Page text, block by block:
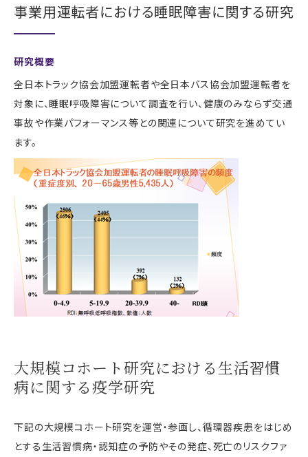
事業用運転者における睡眠障害に関する研究
研究概要
全日本トラック協会加盟運転者や全日本バス協会加盟運転者を
対象に、睡眠呼吸障害について調査を行い、健康のみならず交通
事故や作業パフォーマンス等との関連について研究を進めてい
ます。
大規模コホート研究における生活習慣
病に関する疫学研究
下記の大規模コホート研究を運営・参画し、循環器疾患をはじめ
とする生活習慣病・認知症の予防やその発症、死亡のリスクファ